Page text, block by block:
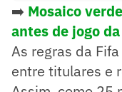
➡️ Mosaico
antes de jogo
As regras da
entre titulares e